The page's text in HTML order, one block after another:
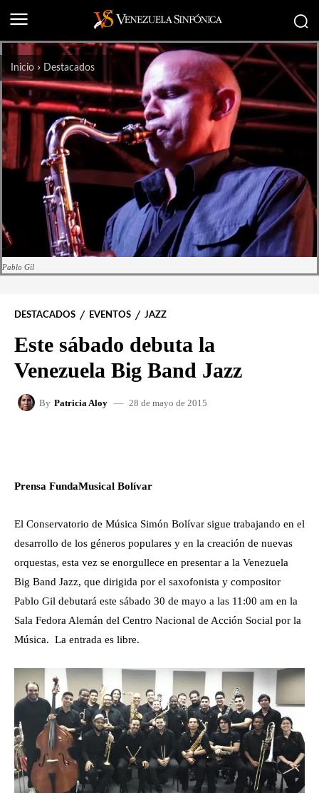
Inicio Destacados
Pablo Gil
DESTACADOS EVENTOS JAZZ
Este sábado debuta la
Venezuela Big Band Jazz
By Patricia Aloy 28 de mayo de 2015
Prensa FundaMusical Bolívar
El Conservatorio de Música Simón Bolívar sigue trabajando en el
desarrollo de los géneros populares y en la creación de nuevas
orquestas, esta vez se enorgullece en presentar a la Venezuela
Big Band Jazz, que dirigida por el saxofonista y compositor
Pablo Gil debutará este sábado 30 de mayo a las 11:00 am en la
Sala Fedora Alemán del Centro Nacional de Acción Social por la
Música. La entrada es libre.